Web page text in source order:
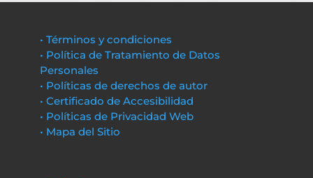
• Términos y condiciones
• Política de Tratamiento de Datos
Personales
• Políticas de derechos de autor
• Certificado de Accesibilidad
• Políticas de Privacidad Web
• Mapa del Sitio